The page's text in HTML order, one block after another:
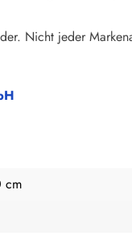
Nicht jeder
cm